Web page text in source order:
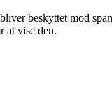
beskyttet mod
at vise den.